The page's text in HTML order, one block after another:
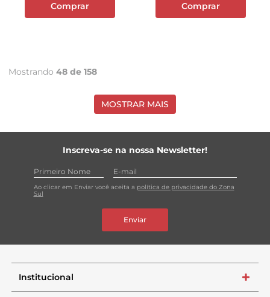
Comprar Comprar
Mostrando 48 de 158
MOSTRAR MAIS
Inscreva-se na nossa Newsletter!
Ao clicar em Enviar você aceita a política de privacidade do Zona
Sul
Enviar
Institucional +